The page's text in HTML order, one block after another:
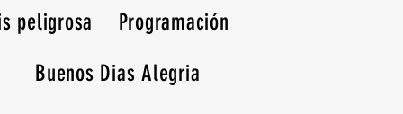
peligrosa
Programación
Buenos Dias Alegria